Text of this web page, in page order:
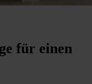
für einen